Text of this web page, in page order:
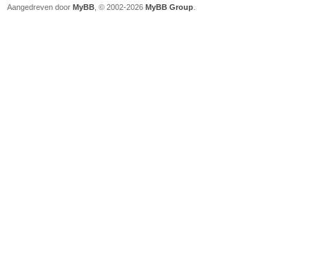
Aangedreven door MyBB , © 2002-2026 MyBB Group